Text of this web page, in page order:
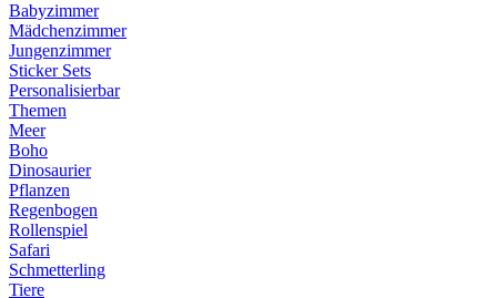
Babyzimmer
Mädchenzimmer
Jungenzimmer
Sticker Sets
Personalisierbar
Themen
Meer
Boho
Dinosaurier
Pflanzen
Regenbogen
Rollenspiel
Safari
Schmetterling
Tiere